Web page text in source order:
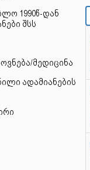
1990წ-დან
შსს
მედიცინა
ადამიანების